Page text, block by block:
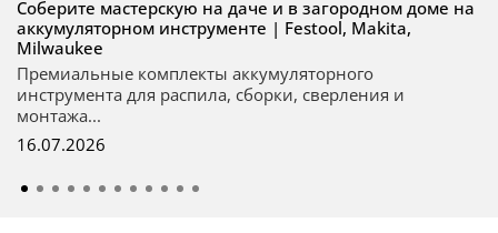
Соберите мастерскую на даче и в загородном доме на
аккумуляторном инструменте | Festool, Makita,
Milwaukee
Премиальные комплекты аккумуляторного
инструмента для распила, сборки, сверления и
монтажа...
16.07.2026